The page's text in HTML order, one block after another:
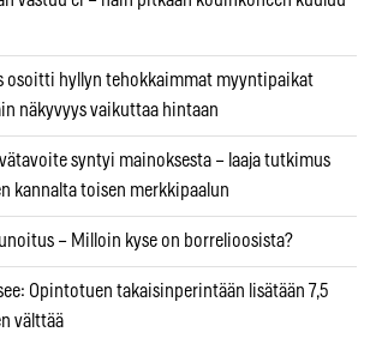
osoitti hyllyn tehokkaimmat myyntipaikat
näkyvyys vaikuttaa hintaan
syntyi mainoksesta – laaja tutkimus
kannalta toisen merkkipaalun
– Milloin kyse on borrelioosista?
Opintotuen takaisinperintään lisätään 7,5
välttää